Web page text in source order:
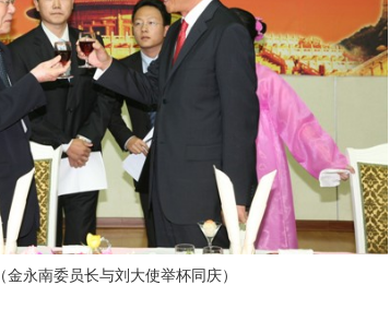
（金永南委员长与刘大使举杯同庆）